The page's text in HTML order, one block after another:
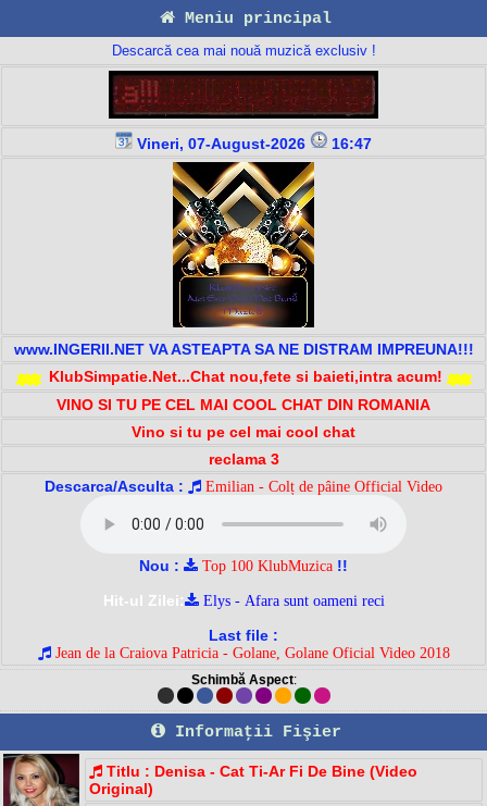
Meniu principal
Descarcă cea mai nouă muzică exclusiv !
Vineri, 07-August-2026 16:47
www.INGERII.NET VA ASTEAPTA SA NE DISTRAM IMPREUNA!!!
KlubSimpatie.Net...Chat nou,fete si baieti,intra acum!
VINO SI TU PE CEL MAI COOL CHAT DIN ROMANIA
Vino si tu pe cel mai cool chat
reclama 3
Descarca/Asculta :
Emilian - Colț de pâine Official Video
Nou : Top 100 KlubMuzica !!
Hit-ul Zilei:
Elys - Afara sunt oameni reci
Last file :
Jean de la Craiova Patricia - Golane, Golane Oficial Video 2018
Schimbă Aspect:
Informaţii Fişier
Titlu : Denisa - Cat Ti-Ar Fi De Bine (Video
Original)